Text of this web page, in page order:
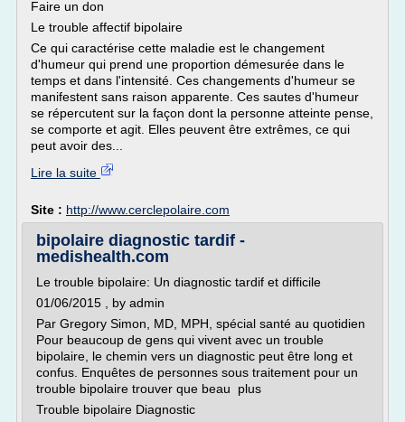
Faire un don
Le trouble affectif bipolaire
Ce qui caractérise cette maladie est le changement
d'humeur qui prend une proportion démesurée dans le
temps et dans l'intensité. Ces changements d'humeur se
manifestent sans raison apparente. Ces sautes d'humeur
se répercutent sur la façon dont la personne atteinte pense,
se comporte et agit. Elles peuvent être extrêmes, ce qui
peut avoir des...
Lire la suite
Site : http://www.cerclepolaire.com
bipolaire diagnostic tardif -
medishealth.com
Le trouble bipolaire: Un diagnostic tardif et difficile
01/06/2015 , by admin
Par Gregory Simon, MD, MPH, spécial santé au quotidien
Pour beaucoup de gens qui vivent avec un trouble
bipolaire, le chemin vers un diagnostic peut être long et
confus. Enquêtes de personnes sous traitement pour un
trouble bipolaire trouver que beau plus
Trouble bipolaire Diagnostic